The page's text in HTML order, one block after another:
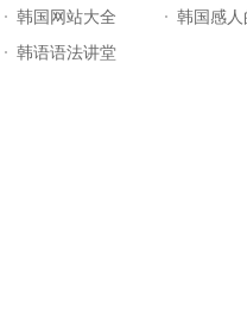
韩国网站大全
韩语语法讲堂